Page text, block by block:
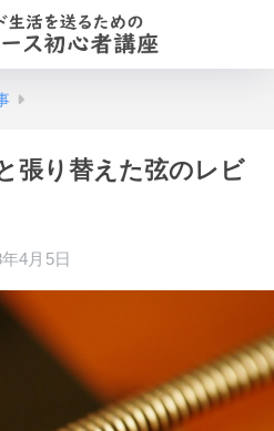
張り替えた弦のレビ
4月5日